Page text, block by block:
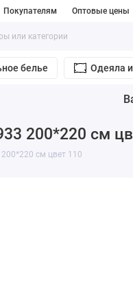
Покупателям Оптовые цены
белье Одеяла
200*220 см
см цвет 110